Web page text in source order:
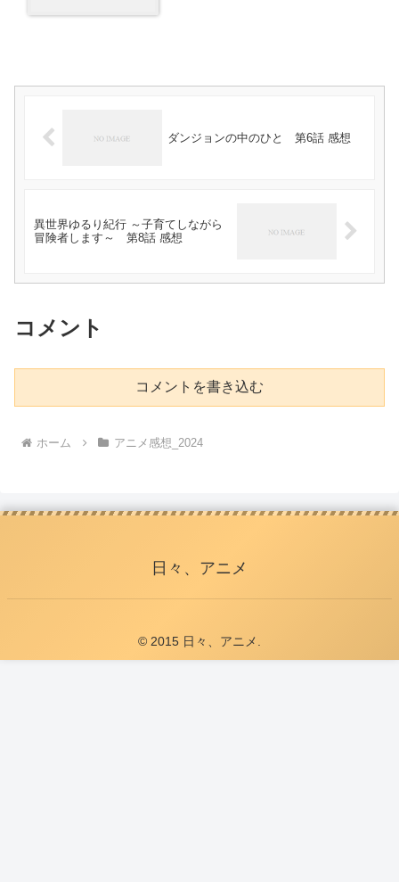
ダンジョンの中のひと 第6話 感想
異世界ゆるり紀行 ～子育てしながら
冒険者します～ 第8話 感想
コメント
コメントを書き込む
ホーム アニメ感想_2024
日々、アニメ
© 2015 日々、アニメ.